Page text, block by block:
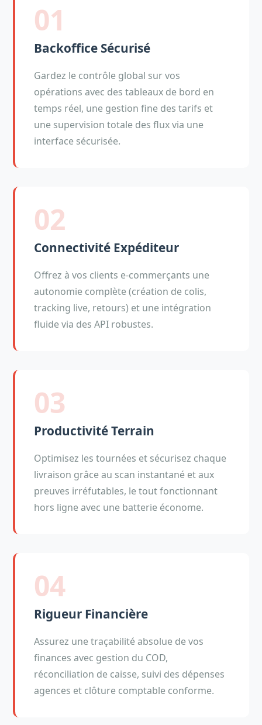
01
Backoffice Sécurisé
Gardez le contrôle global sur vos
opérations avec des tableaux de bord en
temps réel, une gestion fine des tarifs et
une supervision totale des flux via une
interface sécurisée.
02
Connectivité Expéditeur
Offrez à vos clients e-commerçants une
autonomie complète (création de colis,
tracking live, retours) et une intégration
fluide via des API robustes.
03
Productivité Terrain
Optimisez les tournées et sécurisez chaque
livraison grâce au scan instantané et aux
preuves irréfutables, le tout fonctionnant
hors ligne avec une batterie économe.
04
Rigueur Financière
Assurez une traçabilité absolue de vos
finances avec gestion du COD,
réconciliation de caisse, suivi des dépenses
agences et clôture comptable conforme.